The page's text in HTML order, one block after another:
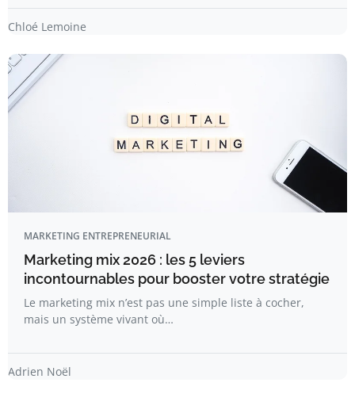
Chloé Lemoine
MARKETING ENTREPRENEURIAL
Marketing mix 2026 : les 5 leviers
incontournables pour booster votre stratégie
Le marketing mix n’est pas une simple liste à cocher,
mais un système vivant où…
Adrien Noël